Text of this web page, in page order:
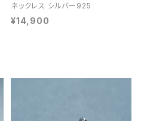
ネックレス シルバー925
¥14,900